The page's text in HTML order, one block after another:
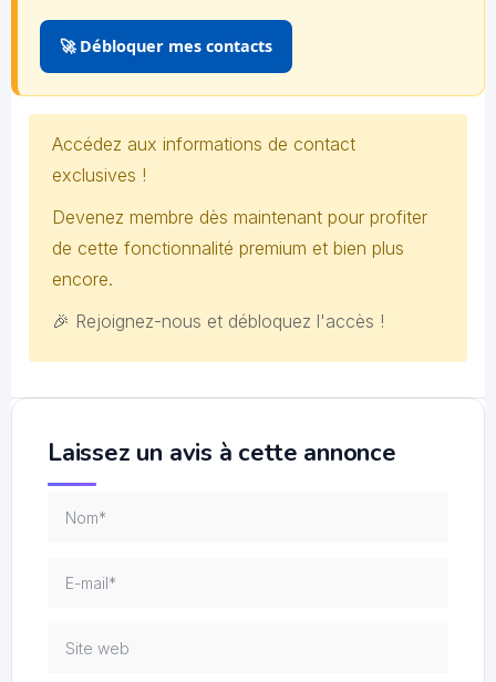
🚀 Débloquer mes contacts
Accédez aux informations de contact
exclusives !
Devenez membre dès maintenant pour profiter
de cette fonctionnalité premium et bien plus
encore.
🎉 Rejoignez-nous et débloquez l'accès !
Laissez un avis à cette annonce